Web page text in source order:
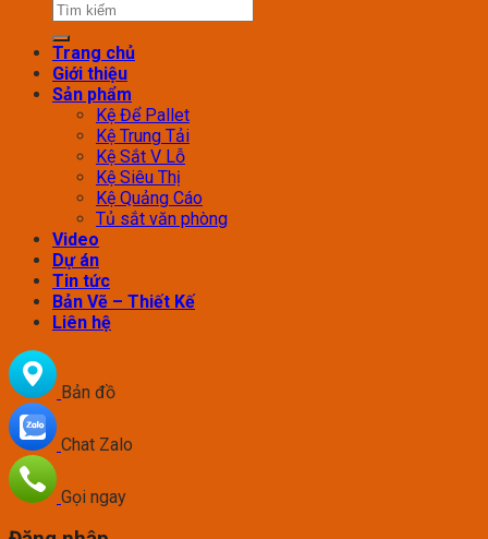
Trang chủ
Giới thiệu
Sản phẩm
Kệ Để Pallet
Kệ Trung Tải
Kệ Sắt V Lỗ
Kệ Siêu Thị
Kệ Quảng Cáo
Tủ sắt văn phòng
Video
Dự án
Tin tức
Bản Vẽ – Thiết Kế
Liên hệ
Bản đồ
Chat Zalo
Gọi ngay